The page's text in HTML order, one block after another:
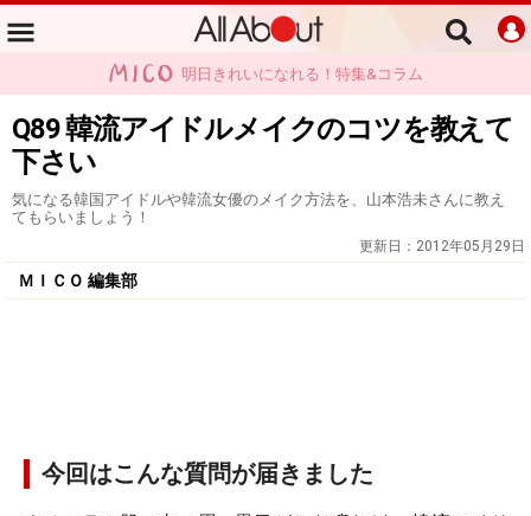
明日きれいになれる！特集&コラム
Q89 韓流アイドルメイクのコツを教えて
下さい
気になる韓国アイドルや韓流女優のメイク方法を、山本浩未さんに教え
てもらいましょう！
更新日： 2012年05月29日
ＭＩＣＯ 編集部
今回はこんな質問が届きました